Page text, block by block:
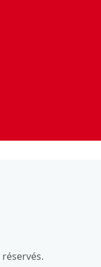
réservés.